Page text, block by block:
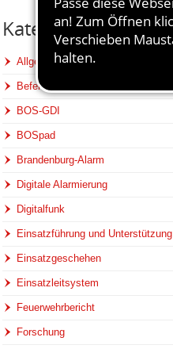
Kategorien
Allgemein
Befehlsstellen
BOS-GDI
BOSpad
Brandenburg-Alarm
Digitale Alarmierung
Digitalfunk
Einsatzführung und Unterstützung
Einsatzgeschehen
Einsatzleitsystem
Feuerwehrbericht
Forschung